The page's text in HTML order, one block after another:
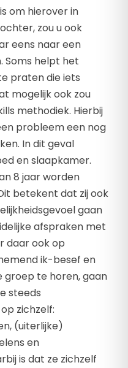
om hierover in
zou u ook
eens naar een
Soms helpt het
praten die iets
mogelijk ook zou
methodiek. Hierbij
probleem een nog
In dit geval
en slaapkamer.
8 jaar worden
betekent dat zij ook
gaan
afspraken met
daar ook op
ik-besef en
groep te horen, gaan
steeds
zichzelf:
(uiterlijke)
en
is dat ze zichzelf